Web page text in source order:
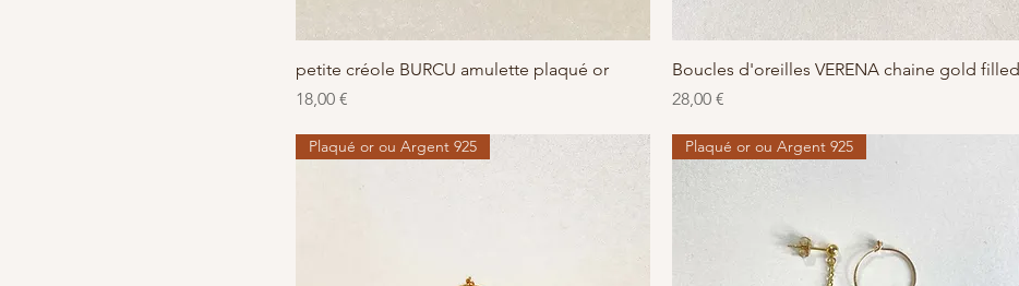
Aperçu rapide
petite créole BURCU amulette plaqué or
Prix
18,00 €
Aperçu rapide
Boucles d'oreilles VERENA chaine gold filled
Prix
28,00 €
Plaqué or ou Argent 925 Plaqué or ou Argent 925